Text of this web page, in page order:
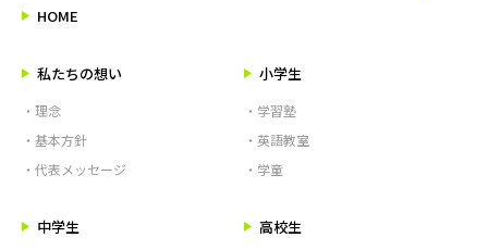
HOME
私たちの想い
・理念
・基本方針
・代表メッセージ
小学生
・学習塾
・英語教室
・学童
中学生 高校生